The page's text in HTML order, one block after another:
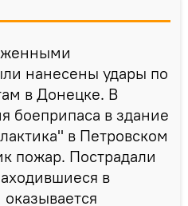
нанесены удары по
в Донецке. В
боеприпаса в здание
в Петровском
пожар. Пострадали
в